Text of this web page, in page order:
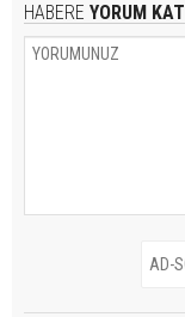
HABERE YORUM KAT